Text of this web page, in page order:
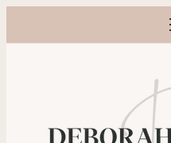
Photographe grossesse,